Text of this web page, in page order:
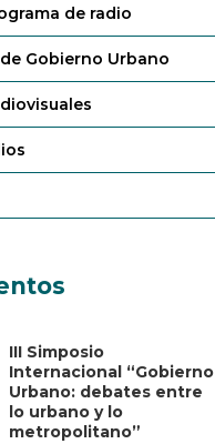
de radio
Gobierno Urbano
III Simposio
Internacional “Gobierno
Urbano: debates entre
lo urbano y lo
metropolitano”